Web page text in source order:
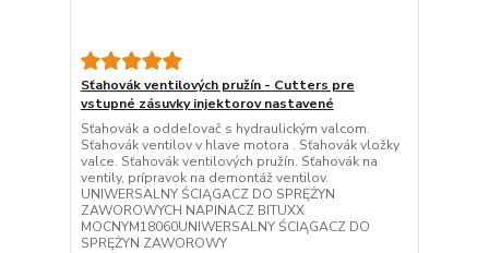
Sťahovák ventilových pružín - Cutters pre
vstupné zásuvky injektorov nastavené
Sťahovák a oddeľovač s hydraulickým valcom.
Sťahovák ventilov v hlave motora . Sťahovák vložky
valce. Sťahovák ventilových pružín. Sťahovák na
ventily, prípravok na demontáž ventilov.
UNIWERSALNY ŚCIĄGACZ DO SPRĘŻYN
ZAWOROWYCH NAPINACZ BITUXX
MOCNYM18060UNIWERSALNY ŚCIĄGACZ DO
SPRĘŻYN ZAWOROWY